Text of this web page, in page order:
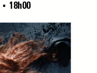
■ 18h00